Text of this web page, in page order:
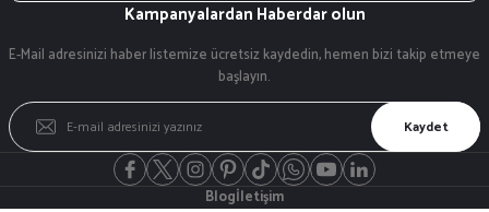
Kampanyalardan Haberdar olun
E-Mail adresinizi haber listemize ücretsiz kaydedin, hemen bizi takip etmeye
başlayın.
Kaydet
Blogİletişim